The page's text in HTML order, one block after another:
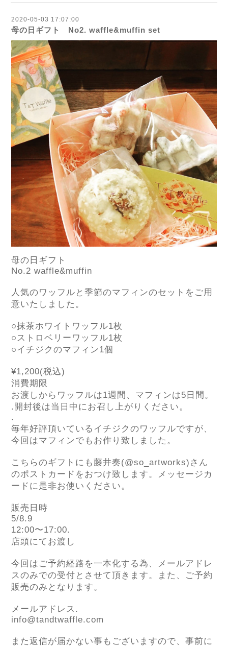
2020-05-03 17:07:00
母の日ギフト No2. waffle&muffin set
母の日ギフト
No.2 waffle&muffin
人気のワッフルと季節のマフィンのセットをご用
意いたしました。
○抹茶ホワイトワッフル1枚
○ストロベリーワッフル1枚
○イチジクのマフィン1個
¥1,200(税込)
消費期限
お渡しからワッフルは1週間、マフィンは5 日間。
. 開封後は当日中にお召し上がりください。
.
毎年好評頂いているイチジクのワッフルですが、
今回はマフィンでもお作り致しました。
こちらのギフトにも藤井奏(@so_artworks) さん
のポストカードをおつけ致します。メッセージカ
ードに是非お使いください。
販売日時
5/8.9
12:00〜17:00.
店頭にてお渡し
今回はご予約経路を一本化する為、メールアドレ
スのみでの受付とさせて頂きます。また、ご予約
販売のみとなります。
メールアドレス .
info@tandtwaffle.com
また返信が届かない事もございますので、事前に